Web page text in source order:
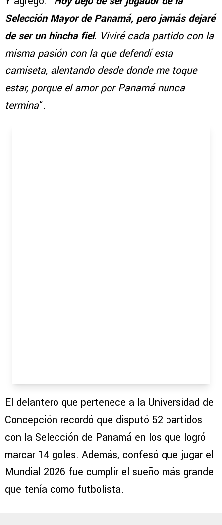
Selección Mayor de Panamá, pero jamás dejaré
de ser un hincha fiel. Viviré cada partido con la
misma pasión con la que defendí esta
camiseta, alentando desde donde me toque
estar, porque el amor por Panamá nunca
termina“.
El delantero que pertenece a la Universidad de
Concepción recordó que disputó 52 partidos
con la Selección de Panamá en los que logró
marcar 14 goles. Además, confesó que jugar el
Mundial 2026 fue cumplir el sueño más grande
que tenía como futbolista.